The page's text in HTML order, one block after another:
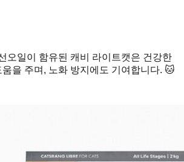
오일이 함유된 캐비 라이트캣은 건강한
을 주며, 노화 방지에도 기여합니다. 🐱